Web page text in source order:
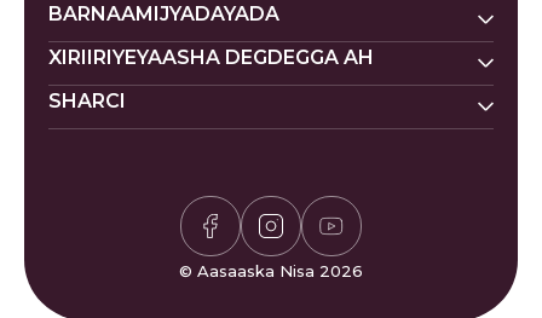
BARNAAMIJYADAYADA
Nisa Homes
Nisa Khadka Caawinta
XIRIIRIYEYAASHA DEGDEGGA AH
Ku Deeq
Codsi ku Saabsan
Xisaabiyaha Sakada
Is-xilqaan
Bogaadin & Cabashooyin
Su'aalaha Badanaa La Is
SHARCI
Siyaasadda Deeq-bixiyaha
© Aasaaska Nisa 2026